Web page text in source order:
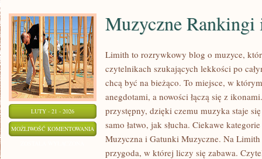
LUTY - 21 - 2026
MOŻLIWOŚĆ KOMENTOWANIA MUZYCZNE
RANKINGI
Muzyczne
Limith to rozrywkowy blog o muzyce,
czytelnikach szukających lekkości po
chcą być na bieżąco. To miejsce, w
anegdotami, a nowości łączą się z
przystępny, dzięki czemu muzyka staje
samo łatwo, jak słucha. Ciekawe
Muzyczna i Gatunki Muzyczne. Na
przygoda, w której liczy się zabawa.